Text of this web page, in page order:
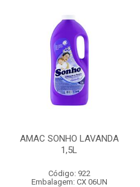
AMAC SONHO LAVANDA
1,5L
Código: 922
Embalagem: CX 06UN